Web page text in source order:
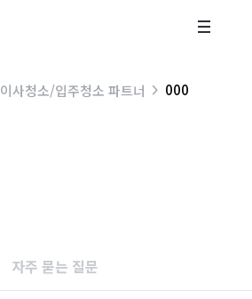
이사청소/입주청소 파트너 000
자주 묻는 질문